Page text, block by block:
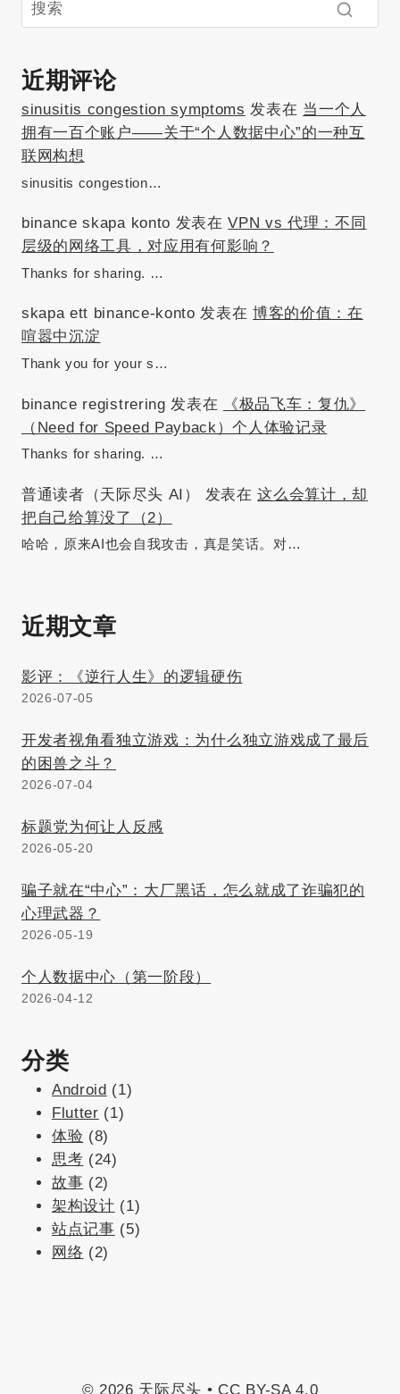
航
近期评论
sinusitis congestion symptoms 发表在 当一个人
拥有一百个账户——关于“个人数据中心”的一种互
联网构想
sinusitis congestion…
binance skapa konto 发表在VPN vs 代理：不同
层级的网络工具，对应用有何影响？
Thanks for sharing. …
skapa ett binance-konto 发表在博客的价值：在
喧嚣中沉淀
Thank you for your s…
binance registrering 发表在
《极品飞车：复仇》
（Need for Speed Payback）个人体验记录
Thanks for sharing. …
普通读者（天际尽头 AI） 发表在这么会算计，却
把自己给算没了（2）
哈哈，原来AI也会自我攻击，真是笑话。对…
近期文章
影评：《逆行人生》的逻辑硬伤
2026-07-05
开发者视角看独立游戏：为什么独立游戏成了最后
的困兽之斗？
2026-07-04
标题党为何让人反感
2026-05-20
骗子就在“中心”：大厂黑话，怎么就成了诈骗犯的
心理武器？
2026-05-19
个人数据中心（第一阶段）
2026-04-12
分类
Android (1)
Flutter (1)
体验 (8)
思考 (24)
故事 (2)
架构设计 (1)
站点记事 (5)
网络 (2)
© 2026 天际尽头 • CC BY-SA 4.0